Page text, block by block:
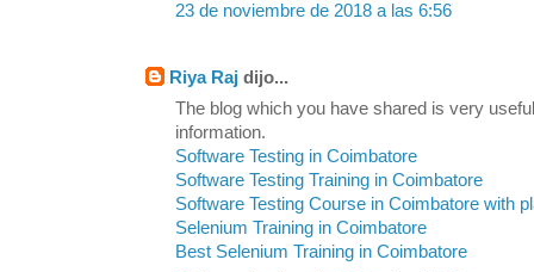
23 de noviembre de 2018 a las 6:56
Riya Raj dijo...
The blog which you have shared is very
information.
Software Testing in Coimbatore
Software Testing Training in Coimbatore
Software Testing Course in Coimbatore with
Selenium Training in Coimbatore
Best Selenium Training in Coimbatore